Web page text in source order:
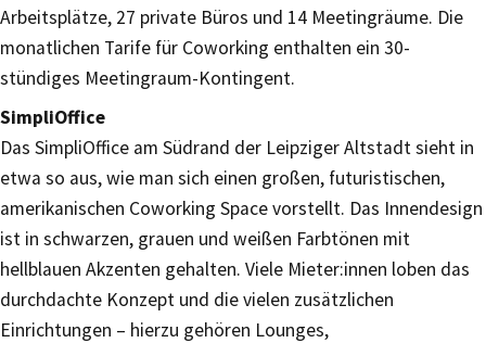
Arbeitsplätze, 27 private Büros und 14 Meetingräume. Die
monatlichen Tarife für Coworking enthalten ein 30-
stündiges Meetingraum-Kontingent.
SimpliOffice
Das SimpliOffice am Südrand der Leipziger Altstadt sieht in
etwa so aus, wie man sich einen großen, futuristischen,
amerikanischen Coworking Space vorstellt. Das Innendesign
ist in schwarzen, grauen und weißen Farbtönen mit
hellblauen Akzenten gehalten. Viele Mieter:innen loben das
durchdachte Konzept und die vielen zusätzlichen
Einrichtungen – hierzu gehören Lounges,